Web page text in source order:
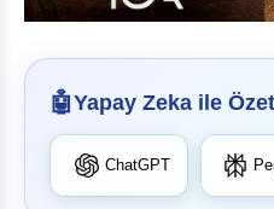
Yapay Zeka ile
ChatGPT